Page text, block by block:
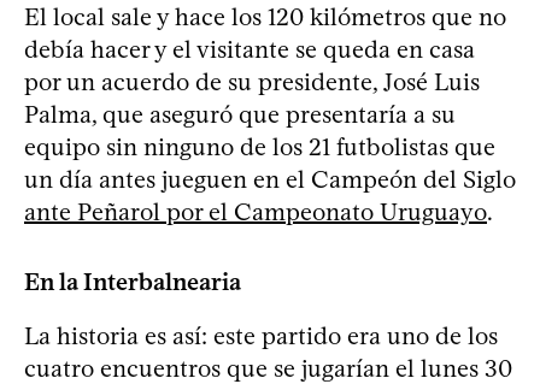
El local sale y hace los 120 kilómetros que no
debía hacer y el visitante se queda en casa
por un acuerdo de su presidente, José Luis
Palma, que aseguró que presentaría a su
equipo sin ninguno de los 21 futbolistas que
un día antes jueguen en el Campeón del Siglo
ante Peñarol por el Campeonato Uruguayo.
En la Interbalnearia
La historia es así: este partido era uno de los
cuatro encuentros que se jugarían el lunes 30